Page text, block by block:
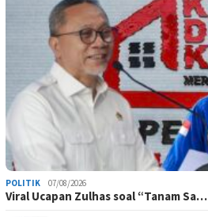
POLITIK 07/08/2026
Viral Ucapan Zulhas soal “Tanam Sa…